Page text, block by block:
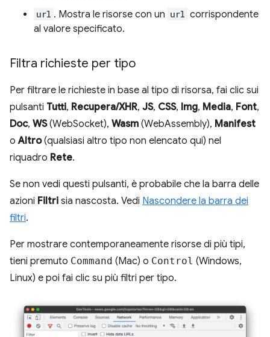
url . Mostra le risorse con un url corrispondente
al valore specificato.
Filtra richieste per tipo
Per filtrare le richieste in base al tipo di risorsa, fai clic sui
pulsanti Tutti, Recupera/XHR, JS, CSS, Img, Media, Font,
Doc, WS(WebSocket), Wasm (WebAssembly), Manifest
oAltro(qualsiasi altro tipo non elencato qui) nel
riquadro Rete.
Se non vedi questi pulsanti, è probabile che la barra delle
azioni Filtri sia nascosta. Vedi Nascondere la barra dei
filtri.
Per mostrare contemporaneamente risorse di più tipi,
tieni premuto Command (Mac) o Control (Windows,
Linux) e poi fai clic su più filtri per tipo.